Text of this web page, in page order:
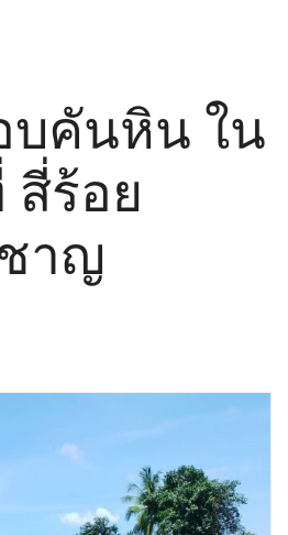
บคันหิน ใน
ร้อย
าญ